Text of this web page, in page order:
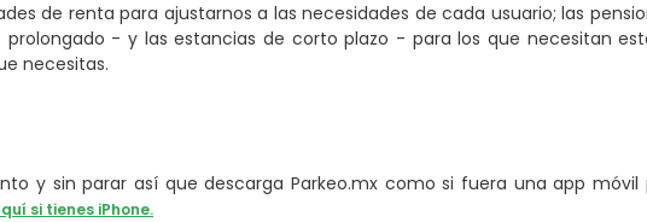
de renta para ajustarnos a las necesidades de cada usuario; las
- y las estancias de corto plazo - para los que necesitan
necesitas.
y sin parar así que descarga Parkeo.mx como si fuera una app
si tienes iPhone.